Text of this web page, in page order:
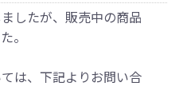
したが、販売中の商品
。
は、下記よりお問い合